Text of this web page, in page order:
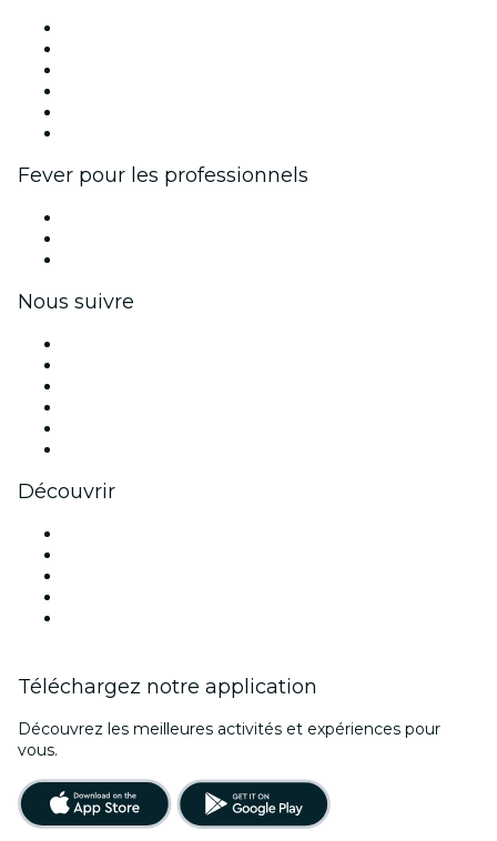
Fever pour les professionnels
Nous suivre
Découvrir
Téléchargez notre application
Découvrez les meilleures activités et expériences pour
vous.